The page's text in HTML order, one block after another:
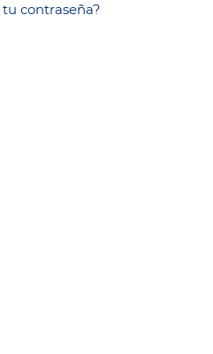
contraseña?